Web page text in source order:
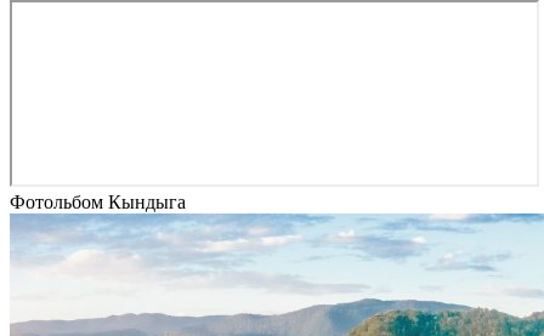
Фотольбом Кындыга